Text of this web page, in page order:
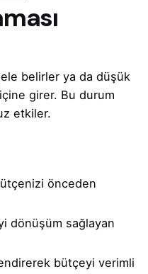
belirler ya da düşük
girer. Bu durum
etkiler.
önceden
dönüşüm sağlayan
bütçeyi verimli